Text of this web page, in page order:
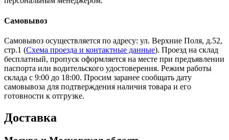
Самовывоз
Самовывоз осуществляется по адресу: ул. Верхние Поля, д.52,
стр.1 (Схема проезда и контактные данные). Проезд на склад
бесплатный, пропуск оформляется на месте при предъявлении
паспорта или водительского удостоверения. Режим работы
склада с 9:00 до 18:00. Просим заранее сообщать дату
самовывоза для подтверждения наличия товара и его
готовности к отгрузке.
Доставка